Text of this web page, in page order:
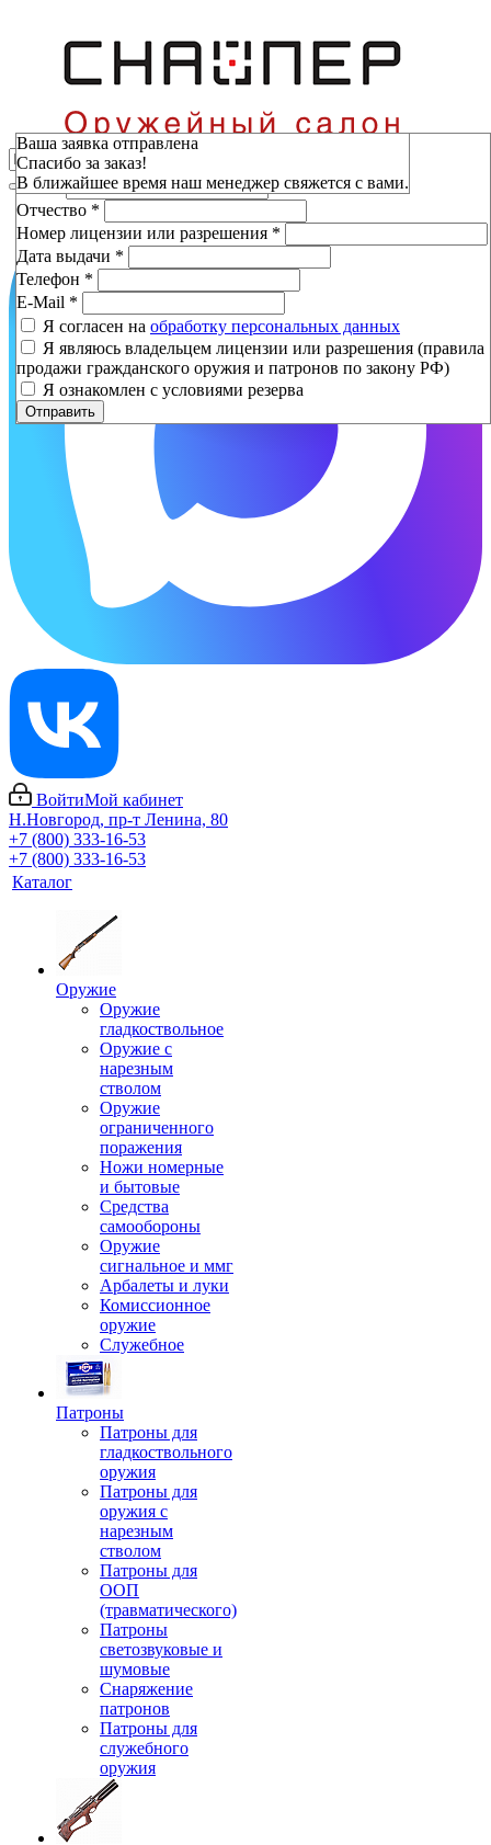
ВойтиМой кабинет
Н.Новгород, пр-т Ленина, 80
+7 (800) 333-16-53
+7 (800) 333-16-53
Каталог
Оружие
Оружие
гладкоствольное
Оружие с
нарезным
стволом
Оружие
ограниченного
поражения
Ножи номерные
и бытовые
Средства
самообороны
Оружие
сигнальное и ммг
Арбалеты и луки
Комиссионное
оружие
Служебное
Патроны
Патроны для
гладкоствольного
оружия
Патроны для
оружия с
нарезным
стволом
Патроны для
ООП
(травматического)
Патроны
светозвуковые и
шумовые
Снаряжение
патронов
Патроны для
служебного
оружия
Зарезервировать
Фамилия*
Имя*
Отчество *
Номер лицензии или разрешения *
Дата выдачи *
Телефон *
E-Mail *
Я согласен на обработку персональных данных
Я являюсь владельцем лицензии или разрешения (правила
продажи гражданского оружия и патронов по закону РФ)
Я ознакомлен с условиями резерва
Отправить
Ваша заявка отправлена
Спасибо за заказ!
В ближайшее время наш менеджер свяжется с вами.